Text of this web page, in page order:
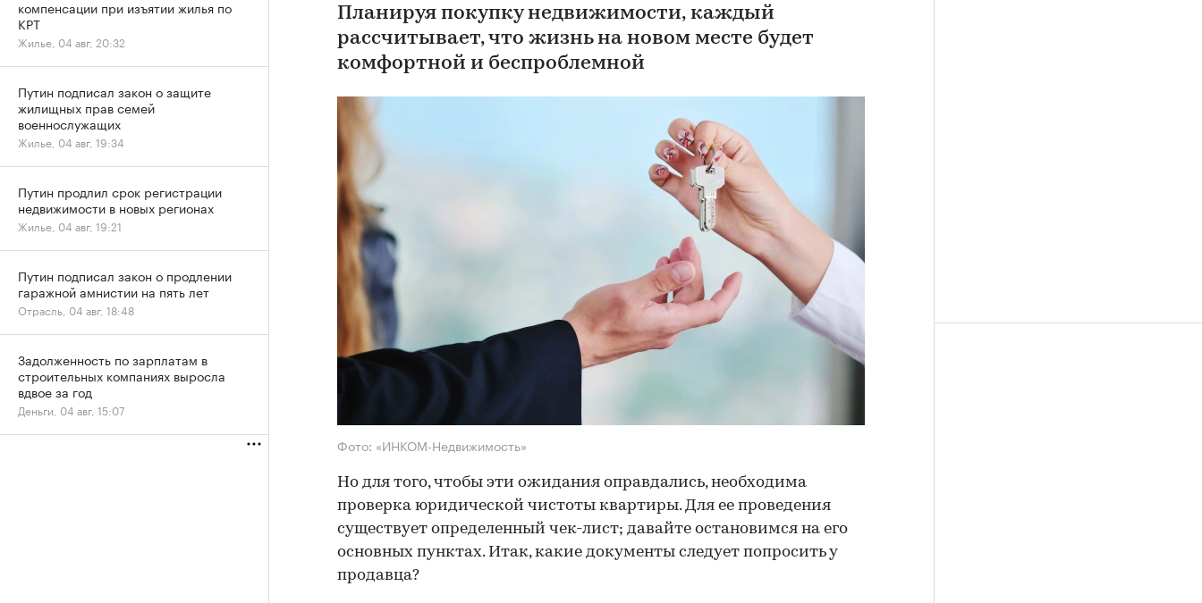
Планируя покупку недвижимости, каждый
рассчитывает, что жизнь на новом месте будет
комфортной и беспроблемной
Фото: «ИНКОМ-Недвижимость»
Но для того, чтобы эти ожидания оправдались, необходима
проверка юридической чистоты квартиры. Для ее проведения
существует определенный чек-лист; давайте остановимся на его
основных пунктах. Итак, какие документы следует попросить у
продавца?
компенсации при изъятии жилья по
КРТ
Жилье, 04 авг, 20:32
Путин подписал закон о защите
жилищных прав семей
военнослужащих
Жилье, 04 авг, 19:34
Путин продлил срок регистрации
недвижимости в новых регионах
Жилье, 04 авг, 19:21
Путин подписал закон о продлении
гаражной амнистии на пять лет
Отрасль, 04 авг, 18:48
Задолженность по зарплатам в
строительных компаниях выросла
вдвое за год
Деньги, 04 авг, 15:07